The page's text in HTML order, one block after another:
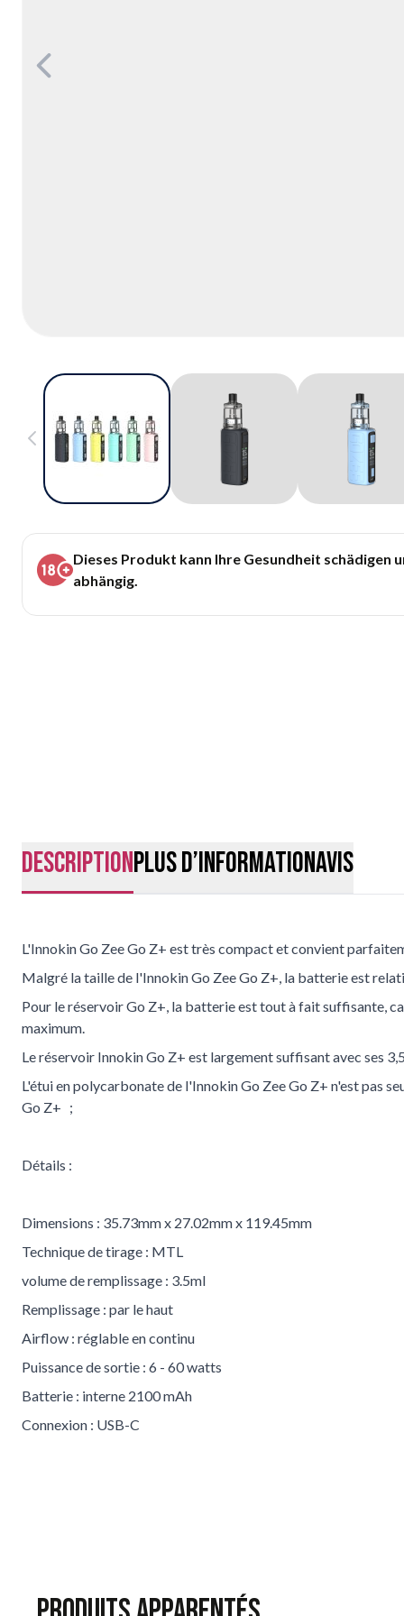
Dieses Produkt kann Ihre Gesundheit schädigen
abhängig.
DescriptionPlus d’informationAvis
L'Innokin Go Zee Go Z+ est très compact et convient
Malgré la taille de l'Innokin Go Zee Go Z+, la batterie est
Pour le réservoir Go Z+, la batterie est tout à fait suffisante,
maximum.
Le réservoir Innokin Go Z+ est largement suffisant avec ses
L'étui en polycarbonate de l'Innokin Go Zee Go Z+ n'est pas
Go Z+ ;
Détails :
Dimensions : 35.73mm x 27.02mm x 119.45mm
Technique de tirage : MTL
volume de remplissage : 3.5ml
Remplissage : par le haut
Airflow : réglable en continu
Puissance de sortie : 6 - 60 watts
Batterie : interne 2100 mAh
Connexion : USB-C